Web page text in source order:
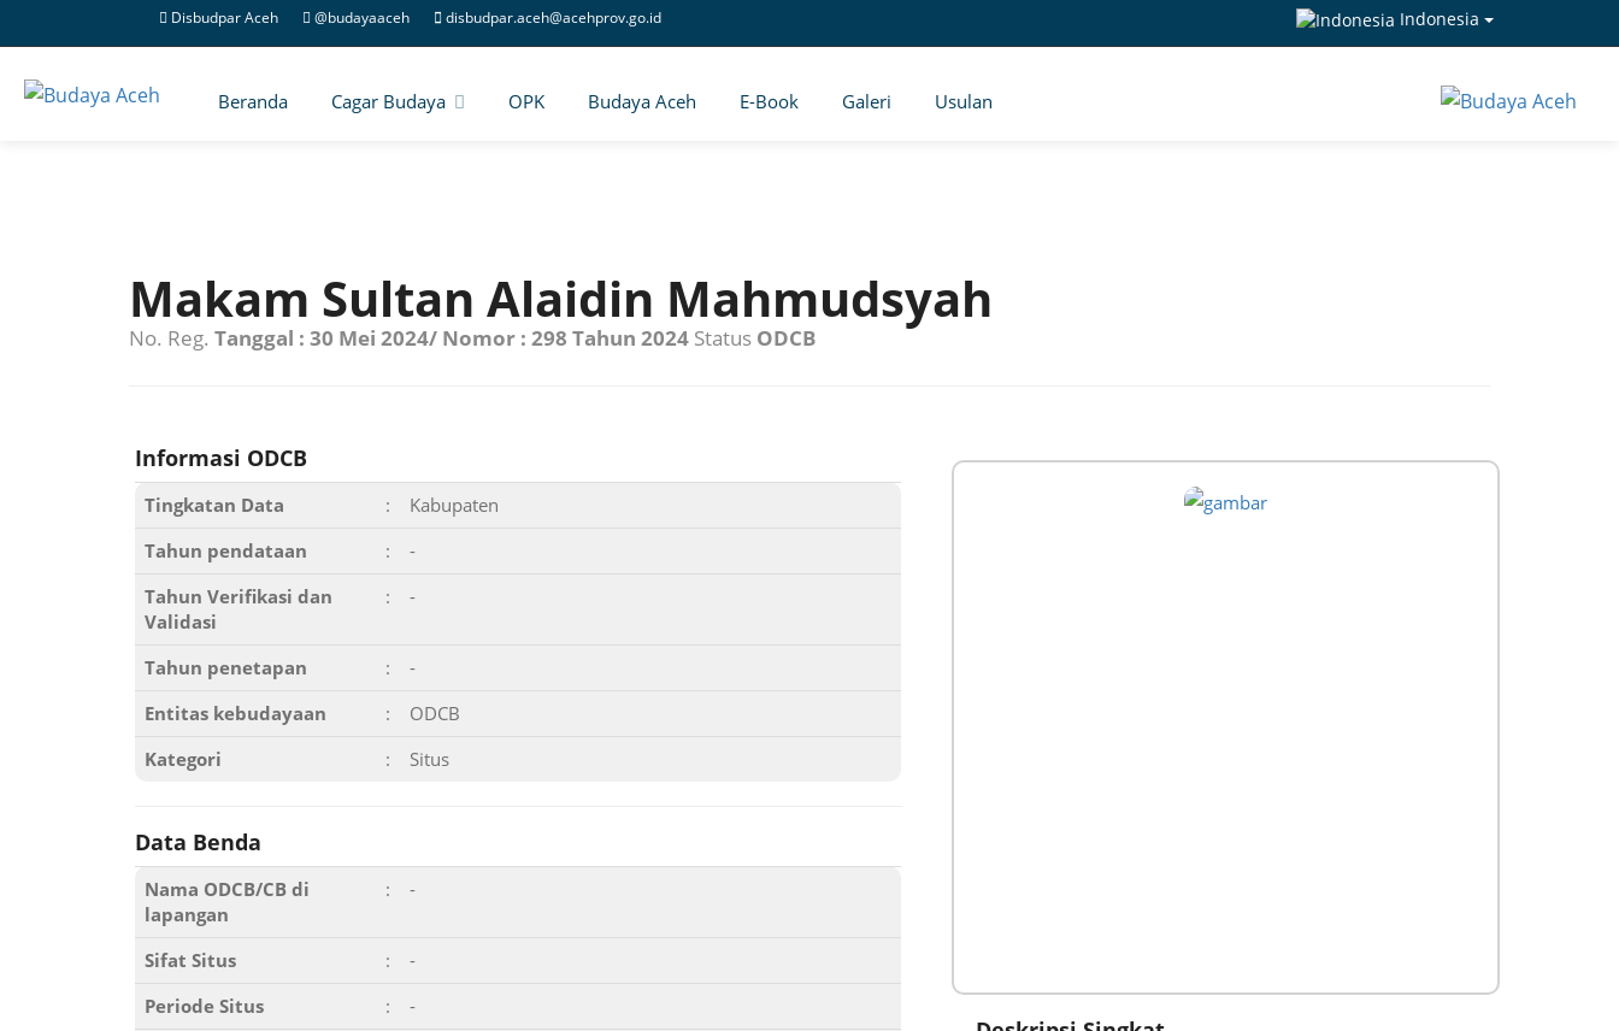
Disbudpar Aceh @budayaaceh disbudpar.aceh@acehprov.go.id Indonesia
Beranda Cagar Budaya OPK Budaya Aceh E-Book Galeri Usulan
Makam Sultan Alaidin Mahmudsyah
No. Reg. Tanggal : 30 Mei 2024/ Nomor : 298 Tahun 2024 Status ODCB
Informasi ODCB
Tingkatan Data :
Kabupaten
Tahun pendataan
:
-
Tahun Verifikasi dan
Validasi
: -
Tahun penetapan :
-
Entitas kebudayaan
:
ODCB
Kategori
: Situs
Data Benda
Nama ODCB/CB di
lapangan
: -
Sifat Situs :
-
Periode Situs
:
-